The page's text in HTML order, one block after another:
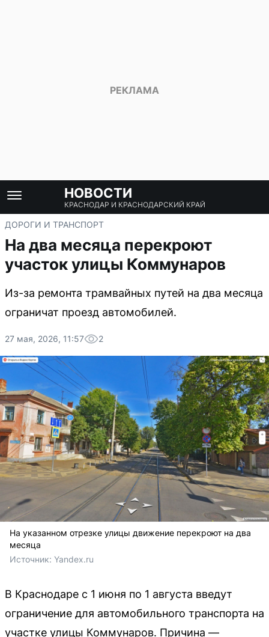
НОВОСТИ
КРАСНОДАР И КРАСНОДАРСКИЙ КРАЙ
ДОРОГИ И ТРАНСПОРТ
На два месяца перекроют
участок улицы Коммунаров
Из-за ремонта трамвайных путей на два месяца
ограничат проезд автомобилей.
27 мая, 2026, 11:57 2
На указанном отрезке улицы движение перекроют на два
месяца
Источник: Yandex.ru
В Краснодаре с 1 июня по 1 августа введут
ограничение для автомобильного транспорта на
участке улицы Коммунаров. Причина —